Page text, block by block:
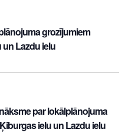
grozījumiem
Lazdu ielu
par lokālplānojuma
ielu un Lazdu ielu